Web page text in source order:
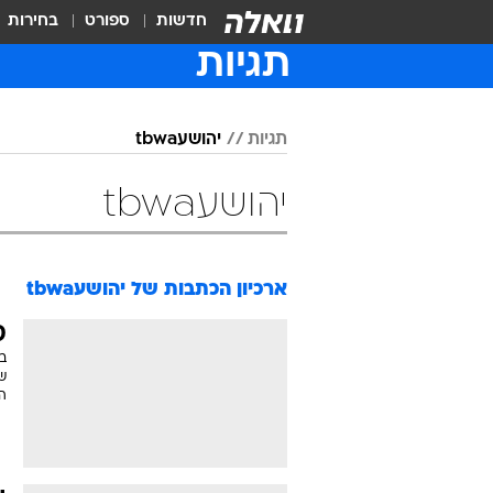
חדשות ספורט בחירות
תגיות
תגיות יהושעtbwa
יהושעtbwa
ארכיון הכתבות של יהושעtbwa